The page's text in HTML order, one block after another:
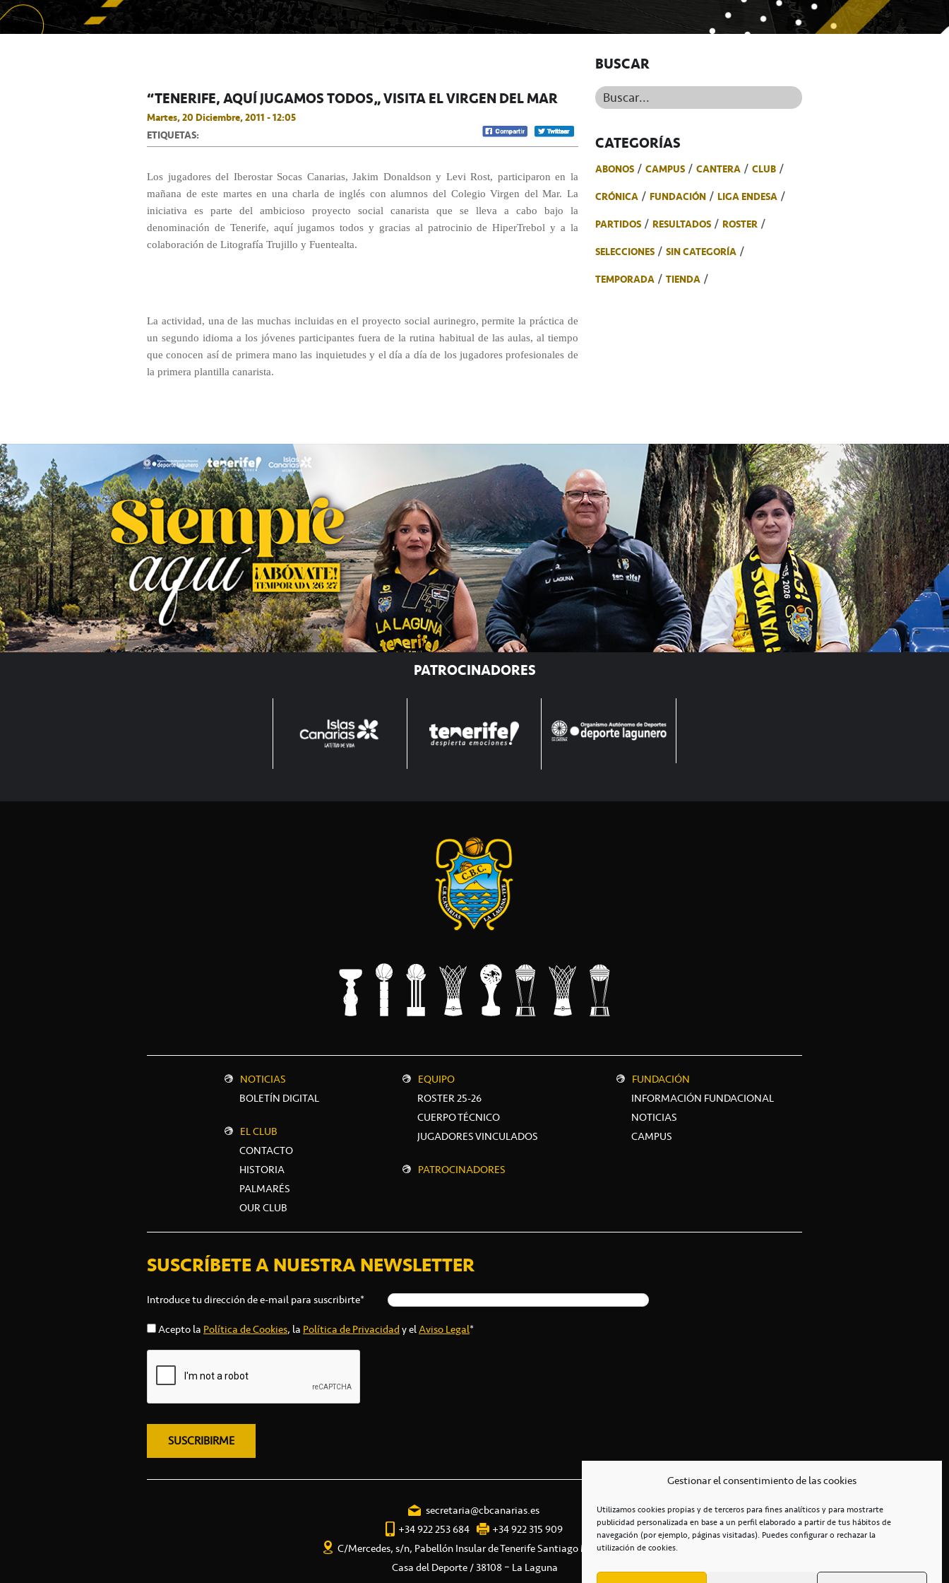
Gestionar el consentimiento de las cookies
Utilizamos cookies propias y de terceros para fines analíticos y para mostrarte
publicidad personalizada en base a un perfil elaborado a partir de tus hábitos de
navegación (por ejemplo, páginas visitadas). Puedes configurar o rechazar la
utilización de cookies.
“TENERIFE, AQUÍ JUGAMOS TODOS” VISITA EL VIRGEN DEL MAR
Martes, 20 Diciembre, 2011 - 12:05
ETIQUETAS:
Los jugadores del Iberostar Socas Canarias, Jakim Donaldson y Levi Rost, participaron en la
mañana de este martes en una charla de inglés con alumnos del Colegio Virgen del Mar. La
iniciativa es parte del ambicioso proyecto social canarista que se lleva a cabo bajo la
denominación de Tenerife, aquí jugamos todos y gracias al patrocinio de HiperTrebol y a la
colaboración de Litografía Trujillo y Fuentealta.
La actividad, una de las muchas incluidas en el proyecto social aurinegro, permite la práctica de
un segundo idioma a los jóvenes participantes fuera de la rutina habitual de las aulas, al tiempo
que conocen así de primera mano las inquietudes y el día a día de los jugadores profesionales de
la primera plantilla canarista.
BUSCAR
Buscar...
CATEGORÍAS
ABONOS CAMPUS CANTERA
CLUB
CRÓNICA
FUNDACIÓN
LIGA ENDESA
PARTIDOS
RESULTADOS
ROSTER
SELECCIONES
SIN CATEGORÍA
TEMPORADA
TIENDA
PATROCINADORES
NOTICIAS
BOLETÍN DIGITAL
EL CLUB
CONTACTO
HISTORIA
PALMARÉS
OUR CLUB
EQUIPO
ROSTER 25-26
CUERPO TÉCNICO
JUGADORES VINCULADOS
PATROCINADORES
FUNDACIÓN
INFORMACIÓN FUNDACIONAL
NOTICIAS
CAMPUS
SUSCRÍBETE A NUESTRA NEWSLETTER
Introduce tu dirección de e-mail para suscribirte*
Acepto la Política de Cookies, la Política de Privacidady elAviso Legal*
secretaria@cbcanarias.es
+34 922 253 684
+34 922 315 909
C/Mercedes, s/n, Pabellón Insular de Tenerife Santiago Martín
Casa del Deporte / 38108 – La Laguna